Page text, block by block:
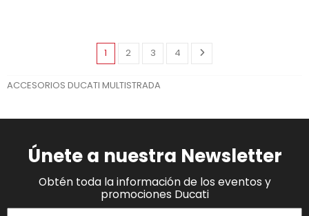
1 2 3 4
ACCESORIOS DUCATI MULTISTRADA
Únete a nuestra Newsletter
Obtén toda la información de los eventos y
promociones Ducati